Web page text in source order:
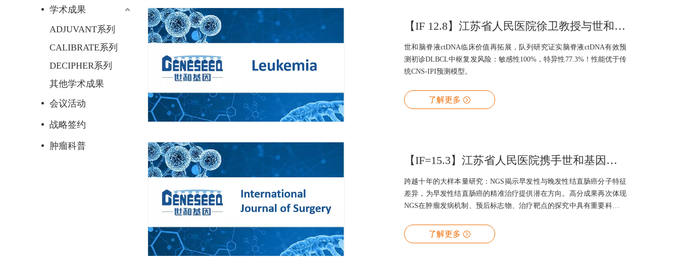
学术成果
ADJUVANT系列
CALIBRATE系列
DECIPHER系列
其他学术成果
会议活动
战略签约
肿瘤科普
【IF 12.8】江苏省人民医院徐卫教授与世和基因合作：脑脊液ctDNA精准预测初诊DLBCL中枢受累风险
世和脑脊液ctDNA临床价值再拓展，队列研究证实脑脊液ctDNA有效预
测初诊DLBCL中枢复发风险：敏感性100%，特异性77.3%！性能优于传
统CNS-IPI预测模型。
了解更多
【IF=15.3】江苏省人民医院携手世和基因：NGS揭示早发肠癌分子特征
跨越十年的大样本量研究：NGS揭示早发性与晚发性结直肠癌分子特征
差异，为早发性结直肠癌的精准治疗提供潜在方向。高分成果再次体现
NGS在肿瘤发病机制、预后标志物、治疗靶点的探究中具有重要科研价
了解更多